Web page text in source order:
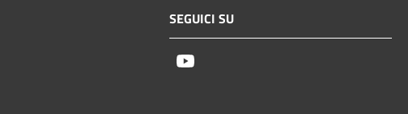
SEGUICI SU